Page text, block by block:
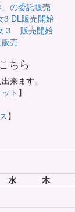
の委託販売
3 DL販売開始
３ 販売開始
売
ちら
来ます。
ト 】
】
水 木